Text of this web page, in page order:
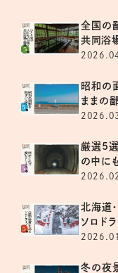
全国の
共同浴
昭和の
ままの
厳選5
の中に
北海道
ソロド
冬の夜